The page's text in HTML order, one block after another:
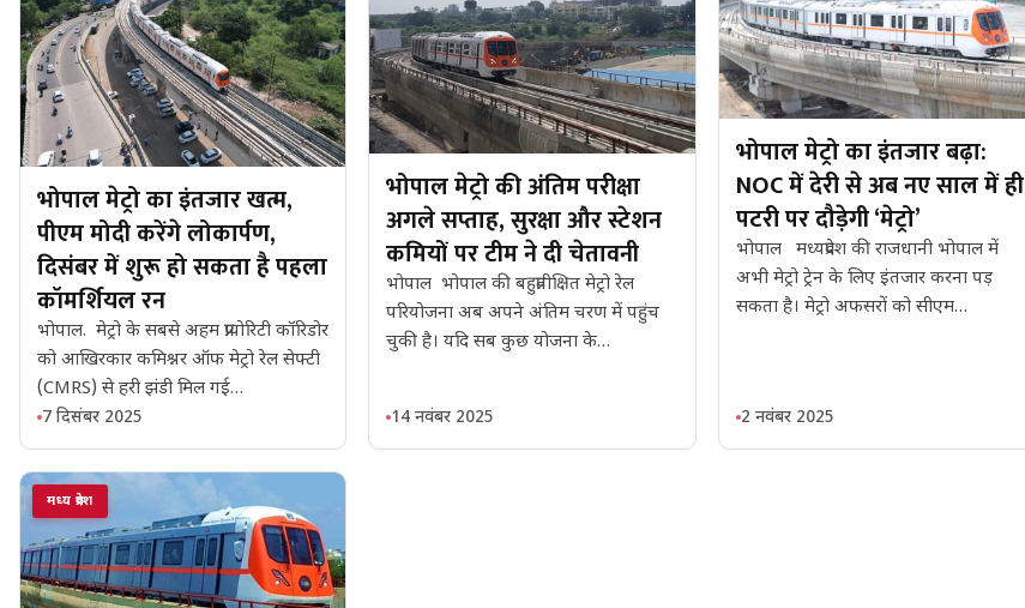
भोपाल मेट्रो का इंतजार खत्म,
पीएम मोदी करेंगे लोकार्पण,
दिसंबर में शुरू हो सकता है पहला
कॉमर्शियल रन
भोपाल. मेट्रो के सबसे अहम प्रायोरिटी कॉरिडोर
को आखिरकार कमिश्नर ऑफ मेट्रो रेल सेफ्टी
(CMRS) से हरी झंडी मिल गई…
7 दिसंबर 2025
भोपाल मेट्रो की अंतिम परीक्षा
अगले सप्ताह, सुरक्षा और स्टेशन
कमियों पर टीम ने दी चेतावनी
भोपाल भोपाल की बहुप्रतीक्षित मेट्रो रेल
परियोजना अब अपने अंतिम चरण में पहुंच
चुकी है। यदि सब कुछ योजना के…
14 नवंबर 2025
भोपाल मेट्रो का इंतजार बढ़ा:
NOC में देरी से अब नए साल में ही
पटरी पर दौड़ेगी ‘मेट्रो’
भोपाल मध्यप्रदेश की राजधानी भोपाल में
अभी मेट्रो ट्रेन के लिए इंतजार करना पड़
सकता है। मेट्रो अफसरों को सीएम…
2 नवंबर 2025
मध्य प्रदेश